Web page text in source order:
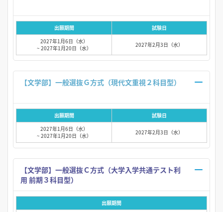
出願期間
試験日
2027年1月6日（水）
~ 2027年1月20日（水）
2027年2月3日（水）
【文学部】一般選抜Ｇ方式（現代文重視２科目型）
出願期間
試験日
2027年1月6日（水）
~ 2027年1月20日（水）
2027年2月3日（水）
【文学部】一般選抜Ｃ方式（大学入学共通テスト利
出願期間